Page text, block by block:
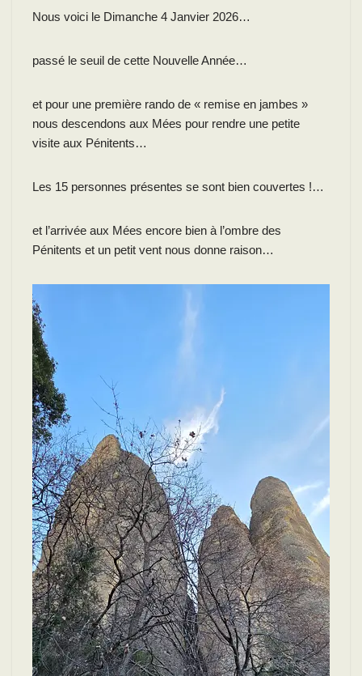
Nous voici le Dimanche 4 Janvier 2026…
passé le seuil de cette Nouvelle Année…
et pour une première rando de « remise en jambes »
nous descendons aux Mées pour rendre une petite
visite aux Pénitents…
Les 15 personnes présentes se sont bien couvertes !…
et l’arrivée aux Mées encore bien à l’ombre des
Pénitents et un petit vent nous donne raison…